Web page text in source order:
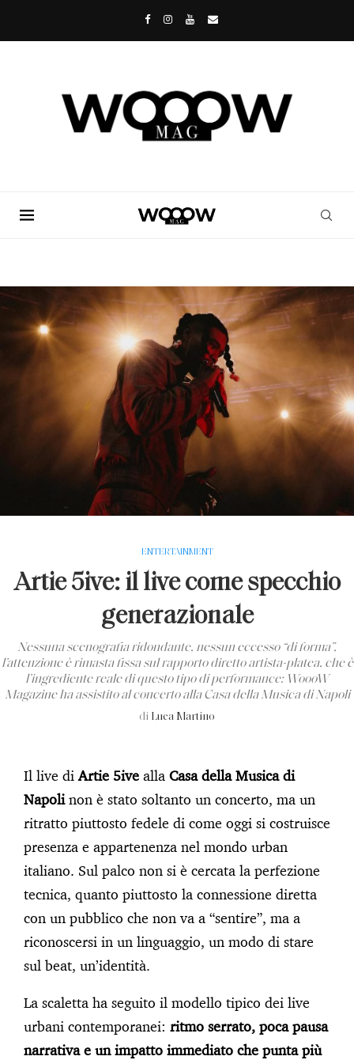
ENTERTAINMENT
Artie 5ive: il live come specchio
generazionale
Nessuna scenografia ridondante, nessun eccesso “di forma”,
l’attenzione è rimasta fissa sul rapporto diretto artista-platea, che è
l’ingrediente reale di questo tipo di performance: WoooW
Magazine ha assistito al concerto alla Casa della Musica di Napoli
di Luca Martino
Il live diArtie 5ive alla Casa della Musica di
Napolinon è stato soltanto un concerto, ma un
ritratto piuttosto fedele di come oggi si costruisce
presenza e appartenenza nel mondo urban
italiano. Sul palco non si è cercata la perfezione
tecnica, quanto piuttosto la connessione diretta
con un pubblico che non va a “sentire”, ma a
riconoscersi in un linguaggio, un modo di stare
sul beat, un’identità.
La scaletta ha seguito il modello tipico dei live
urbani contemporanei: ritmo serrato, poca pausa
narrativa e un impatto immediato che punta più